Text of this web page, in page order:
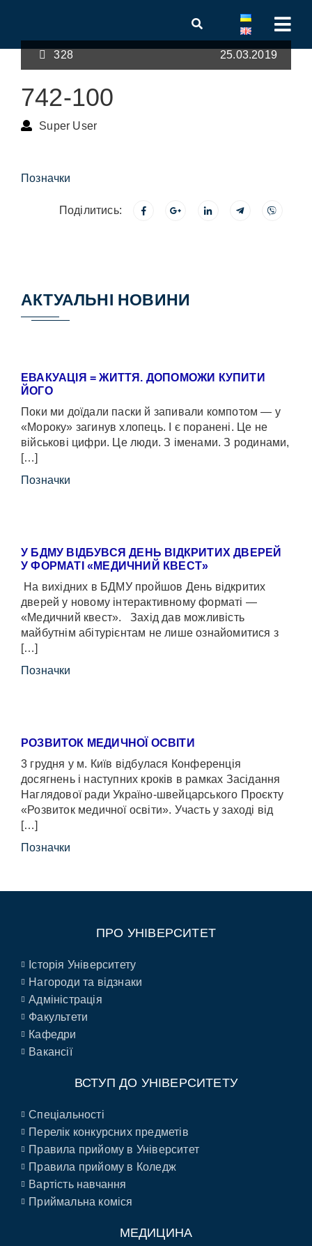
328 25.03.2019
742-100
Super User
Позначки
Поділитись:
АКТУАЛЬНІ НОВИНИ
ЕВАКУАЦІЯ = ЖИТТЯ. ДОПОМОЖИ КУПИТИ
ЙОГО
Поки ми доїдали паски й запивали компотом — у
«Мороку» загинув хлопець. І є поранені. Це не
військові цифри. Це люди. З іменами. З родинами,
[…]
Позначки
У БДМУ ВІДБУВСЯ ДЕНЬ ВІДКРИТИХ ДВЕРЕЙ
У ФОРМАТІ «МЕДИЧНИЙ КВЕСТ»
На вихідних в БДМУ пройшов День відкритих
дверей у новому інтерактивному форматі —
«Медичний квест». Захід дав можливість
майбутнім абітурієнтам не лише ознайомитися з
[…]
Позначки
РОЗВИТОК МЕДИЧНОЇ ОСВІТИ
3 грудня у м. Київ відбулася Конференція
досягнень і наступних кроків в рамках Засідання
Наглядової ради Україно-швейцарського Проєкту
«Розвиток медичної освіти». Участь у заході від
[…]
Позначки
ПРО УНІВЕРСИТЕТ
Історія Університету
Нагороди та відзнаки
Адміністрація
Факультети
Кафедри
Вакансії
ВСТУП ДО УНІВЕРСИТЕТУ
Спеціальності
Перелік конкурсних предметів
Правила прийому в Університет
Правила прийому в Коледж
Вартість навчання
Приймальна коміся
МЕДИЦИНА